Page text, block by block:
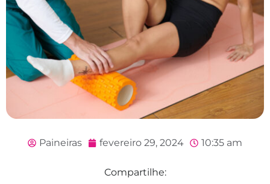
Paineiras fevereiro 29, 2024 10:35 am
Compartilhe: